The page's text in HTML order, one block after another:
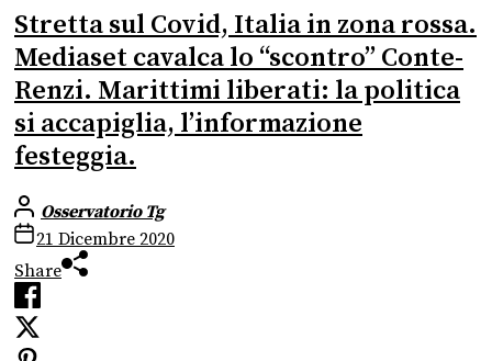
Stretta sul Covid, Italia in zona rossa.
Mediaset cavalca lo “scontro” Conte-
Renzi. Marittimi liberati: la politica
si accapiglia, l’informazione
festeggia.
Osservatorio Tg
21 Dicembre 2020
Share